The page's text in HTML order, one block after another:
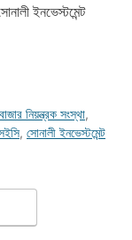
ইনভেস্টমেন্ট
নিয়ন্ত্রক সংস্থা,
, সোনালী ইনভেস্টমেন্ট